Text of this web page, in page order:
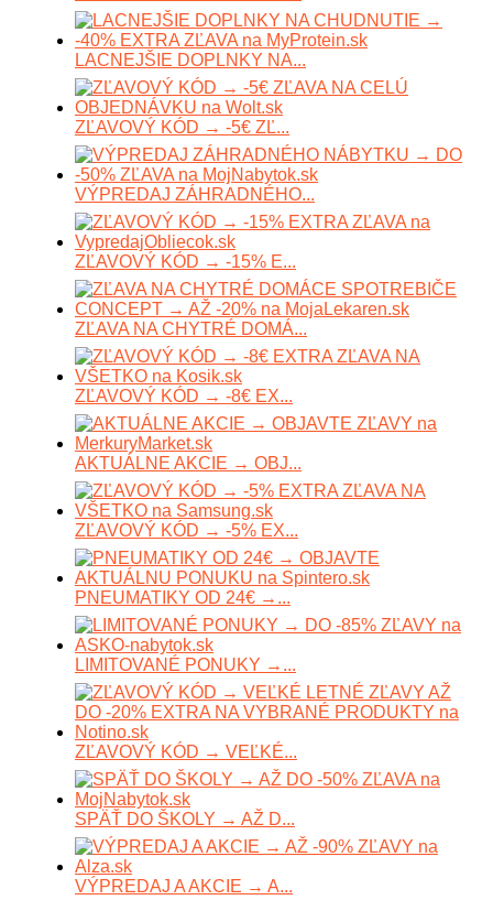
LACNEJŠIE DOPLNKY NA...
ZĽAVOVÝ KÓD → -5€ ZĽ...
VÝPREDAJ ZÁHRADNÉHO...
ZĽAVOVÝ KÓD → -15% E...
ZĽAVA NA CHYTRÉ DOMÁ...
ZĽAVOVÝ KÓD → -8€ EX...
AKTUÁLNE AKCIE → OBJ...
ZĽAVOVÝ KÓD → -5% EX...
PNEUMATIKY OD 24€ →...
LIMITOVANÉ PONUKY →...
ZĽAVOVÝ KÓD → VEĽKÉ...
SPÄŤ DO ŠKOLY → AŽ D...
VÝPREDAJ A AKCIE → A...